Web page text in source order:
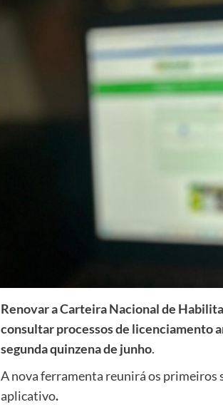
Renovar a Carteira Nacional de
consultar processos de licenciamento
segunda quinzena de junho.
A nova ferramenta reunirá os
aplicativo.